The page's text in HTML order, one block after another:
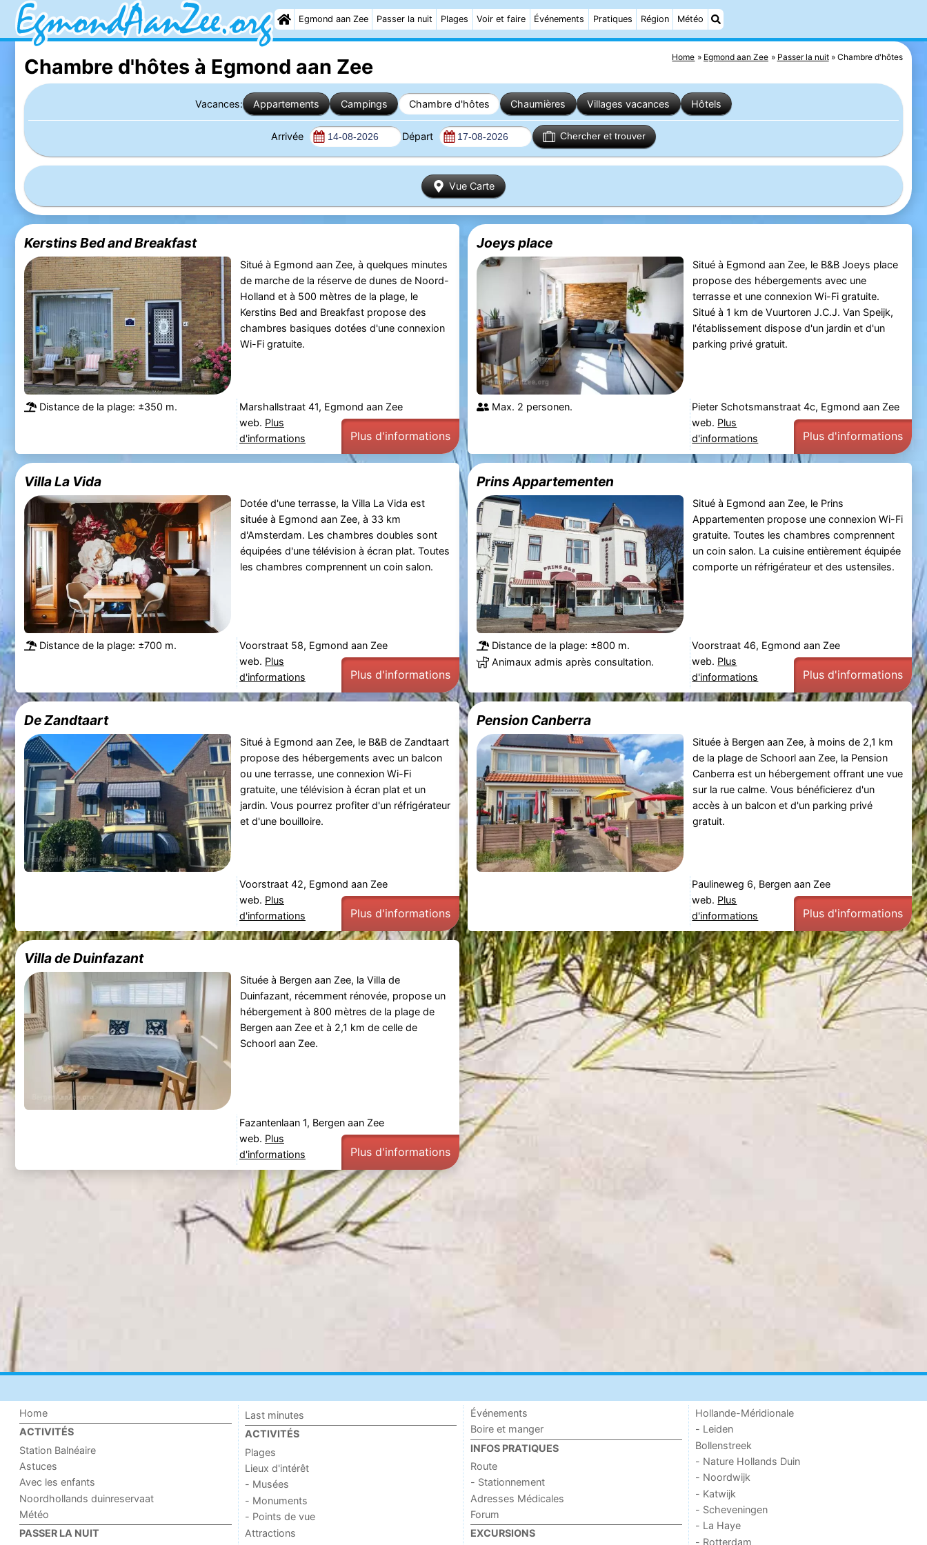
Egmond aan Zee Passer la nuit Plages Voir et faire Événements Pratiques Région Météo
Home Egmond aan Zee Passer la nuit Chambre d'hôtes
Chambre d'hôtes à Egmond aan Zee
Vacances: Appartements Campings Chambre d'hôtes Chaumières Villages vacances Hôtels
Arrivée Départ Chercher et trouver
Vue Carte
Kerstins Bed and Breakfast
Situé à Egmond aan Zee, à quelques minutes
de marche de la réserve de dunes de Noord-
Holland et à 500 mètres de la plage, le
Kerstins Bed and Breakfast propose des
chambres basiques dotées d'une connexion
Wi-Fi gratuite.
Distance de la plage: ±350 m.
Marshallstraat 41, Egmond aan Zee
web. Plus
d'informations
Plus d'informations
Joeys place
Situé à Egmond aan Zee, le B&B Joeys place
propose des hébergements avec une
terrasse et une connexion Wi-Fi gratuite.
Situé à 1 km de Vuurtoren J.C.J. Van Speijk,
l'établissement dispose d'un jardin et d'un
parking privé gratuit.
Max. 2 personen.
Pieter Schotsmanstraat 4c, Egmond aan Zee
web. Plus
d'informations
Plus d'informations
Villa La Vida
Dotée d'une terrasse, la Villa La Vida est
située à Egmond aan Zee, à 33 km
d'Amsterdam. Les chambres doubles sont
équipées d'une télévision à écran plat. Toutes
les chambres comprennent un coin salon.
Distance de la plage: ±700 m.
Voorstraat 58, Egmond aan Zee
web. Plus
d'informations
Plus d'informations
Prins Appartementen
Situé à Egmond aan Zee, le Prins
Appartementen propose une connexion Wi-Fi
gratuite. Toutes les chambres comprennent
un coin salon. La cuisine entièrement équipée
comporte un réfrigérateur et des ustensiles.
Distance de la plage: ±800 m.
Animaux admis après consultation.
Voorstraat 46, Egmond aan Zee
web. Plus
d'informations
Plus d'informations
De Zandtaart
Situé à Egmond aan Zee, le B&B de Zandtaart
propose des hébergements avec un balcon
ou une terrasse, une connexion Wi-Fi
gratuite, une télévision à écran plat et un
jardin. Vous pourrez profiter d'un réfrigérateur
et d'une bouilloire.
Voorstraat 42, Egmond aan Zee
web. Plus
d'informations
Plus d'informations
Pension Canberra
Située à Bergen aan Zee, à moins de 2,1 km
de la plage de Schoorl aan Zee, la Pension
Canberra est un hébergement offrant une vue
sur la rue calme. Vous bénéficierez d'un
accès à un balcon et d'un parking privé
gratuit.
Paulineweg 6, Bergen aan Zee
web. Plus
d'informations
Plus d'informations
Villa de Duinfazant
Située à Bergen aan Zee, la Villa de
Duinfazant, récemment rénovée, propose un
hébergement à 800 mètres de la plage de
Bergen aan Zee et à 2,1 km de celle de
Schoorl aan Zee.
Fazantenlaan 1, Bergen aan Zee
web. Plus
d'informations
Plus d'informations
Home
ACTIVITÉS
Station Balnéaire
Astuces
Avec les enfants
Noordhollands duinreservaat
Météo
PASSER LA NUIT
Last minutes
ACTIVITÉS
Plages
Lieux d'intérêt
- Musées
- Monuments
- Points de vue
Attractions
Événements
Boire et manger
INFOS PRATIQUES
Route
- Stationnement
Adresses Médicales
Forum
EXCURSIONS
Hollande-Méridionale
- Leiden
Bollenstreek
- Nature Hollands Duin
- Noordwijk
- Katwijk
- Scheveningen
- La Haye
- Rotterdam